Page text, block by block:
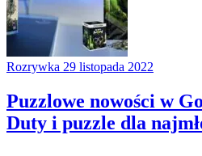
Rozrywka 29 listopada 2022
Puzzlowe nowości w
Duty i puzzle dla